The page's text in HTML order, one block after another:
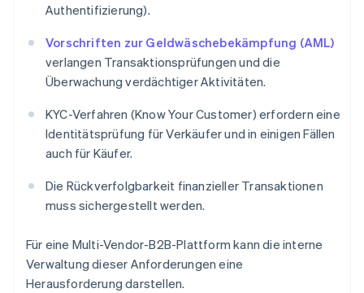
Authentifizierung).
Vorschriften zur Geldwäschebekämpfung (AML)
verlangen Transaktionsprüfungen und die
Überwachung verdächtiger Aktivitäten.
KYC-Verfahren (Know Your Customer) erfordern eine
Identitätsprüfung für Verkäufer und in einigen Fällen
auch für Käufer.
Die Rückverfolgbarkeit finanzieller Transaktionen
muss sichergestellt werden.
Für eine Multi-Vendor-B2B-Plattform kann die interne
Verwaltung dieser Anforderungen eine
Herausforderung darstellen.